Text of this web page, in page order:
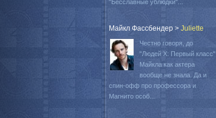
"Бесславные ублюдки"...
Майкл Фассбендер > Juliette
Честно говоря, до
"Людей Х: Первый класс"
Майкла как актера
вообще не знала. Да и
спин-офф про профессора и
Магнито особ...